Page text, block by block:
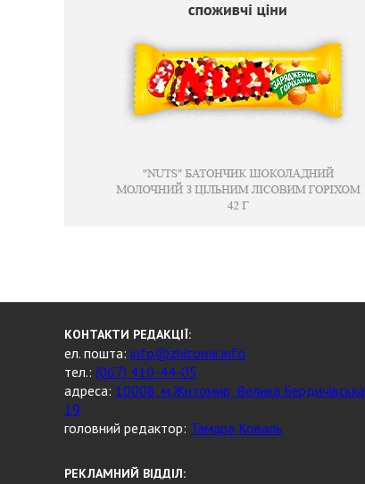
КОНТАКТИ РЕДАКЦІЇ:
ел. пошта: info@zhitomir.info
тел.: (067) 410-44-05
адреса: 10008, м.Житомир, Велика Бердичівська,
19
головний редактор: Тамара Коваль
РЕКЛАМНИЙ ВІДДІЛ: